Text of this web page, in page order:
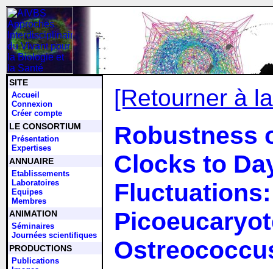
SITE
Accueil
Connexion
Créer compte
LE CONSORTIUM
Présentation
Expertises
ANNUAIRE
Etablissements
Laboratoires
Equipes
Membres
ANIMATION
Séminaires
Journées scientifiques
PRODUCTIONS
Publications
[Retourner à
Robustness
Clocks to